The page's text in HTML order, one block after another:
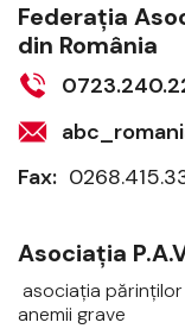
Federaţia
din România
Fax:
Asociaţia
asociaţia
anemii grave